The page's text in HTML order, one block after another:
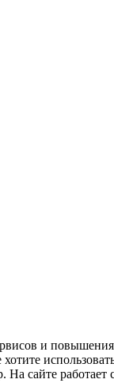
и
сайте